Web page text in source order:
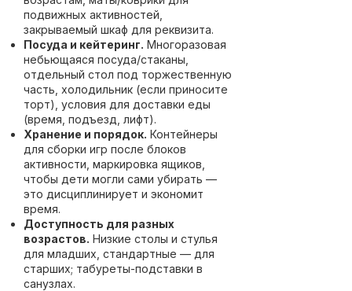
подвижных активностей,
закрываемый шкаф для реквизита.
Посуда и кейтеринг. Многоразовая
небьющаяся посуда/стаканы,
отдельный стол под торжественную
часть, холодильник (если приносите
торт), условия для доставки еды
(время, подъезд, лифт).
Хранение и порядок. Контейнеры
для сборки игр после блоков
активности, маркировка ящиков,
чтобы дети могли сами убирать —
это дисциплинирует и экономит
время.
Доступность для разных
возрастов. Низкие столы и стулья
для младших, стандартные — для
старших; табуреты-подставки в
санузлах.